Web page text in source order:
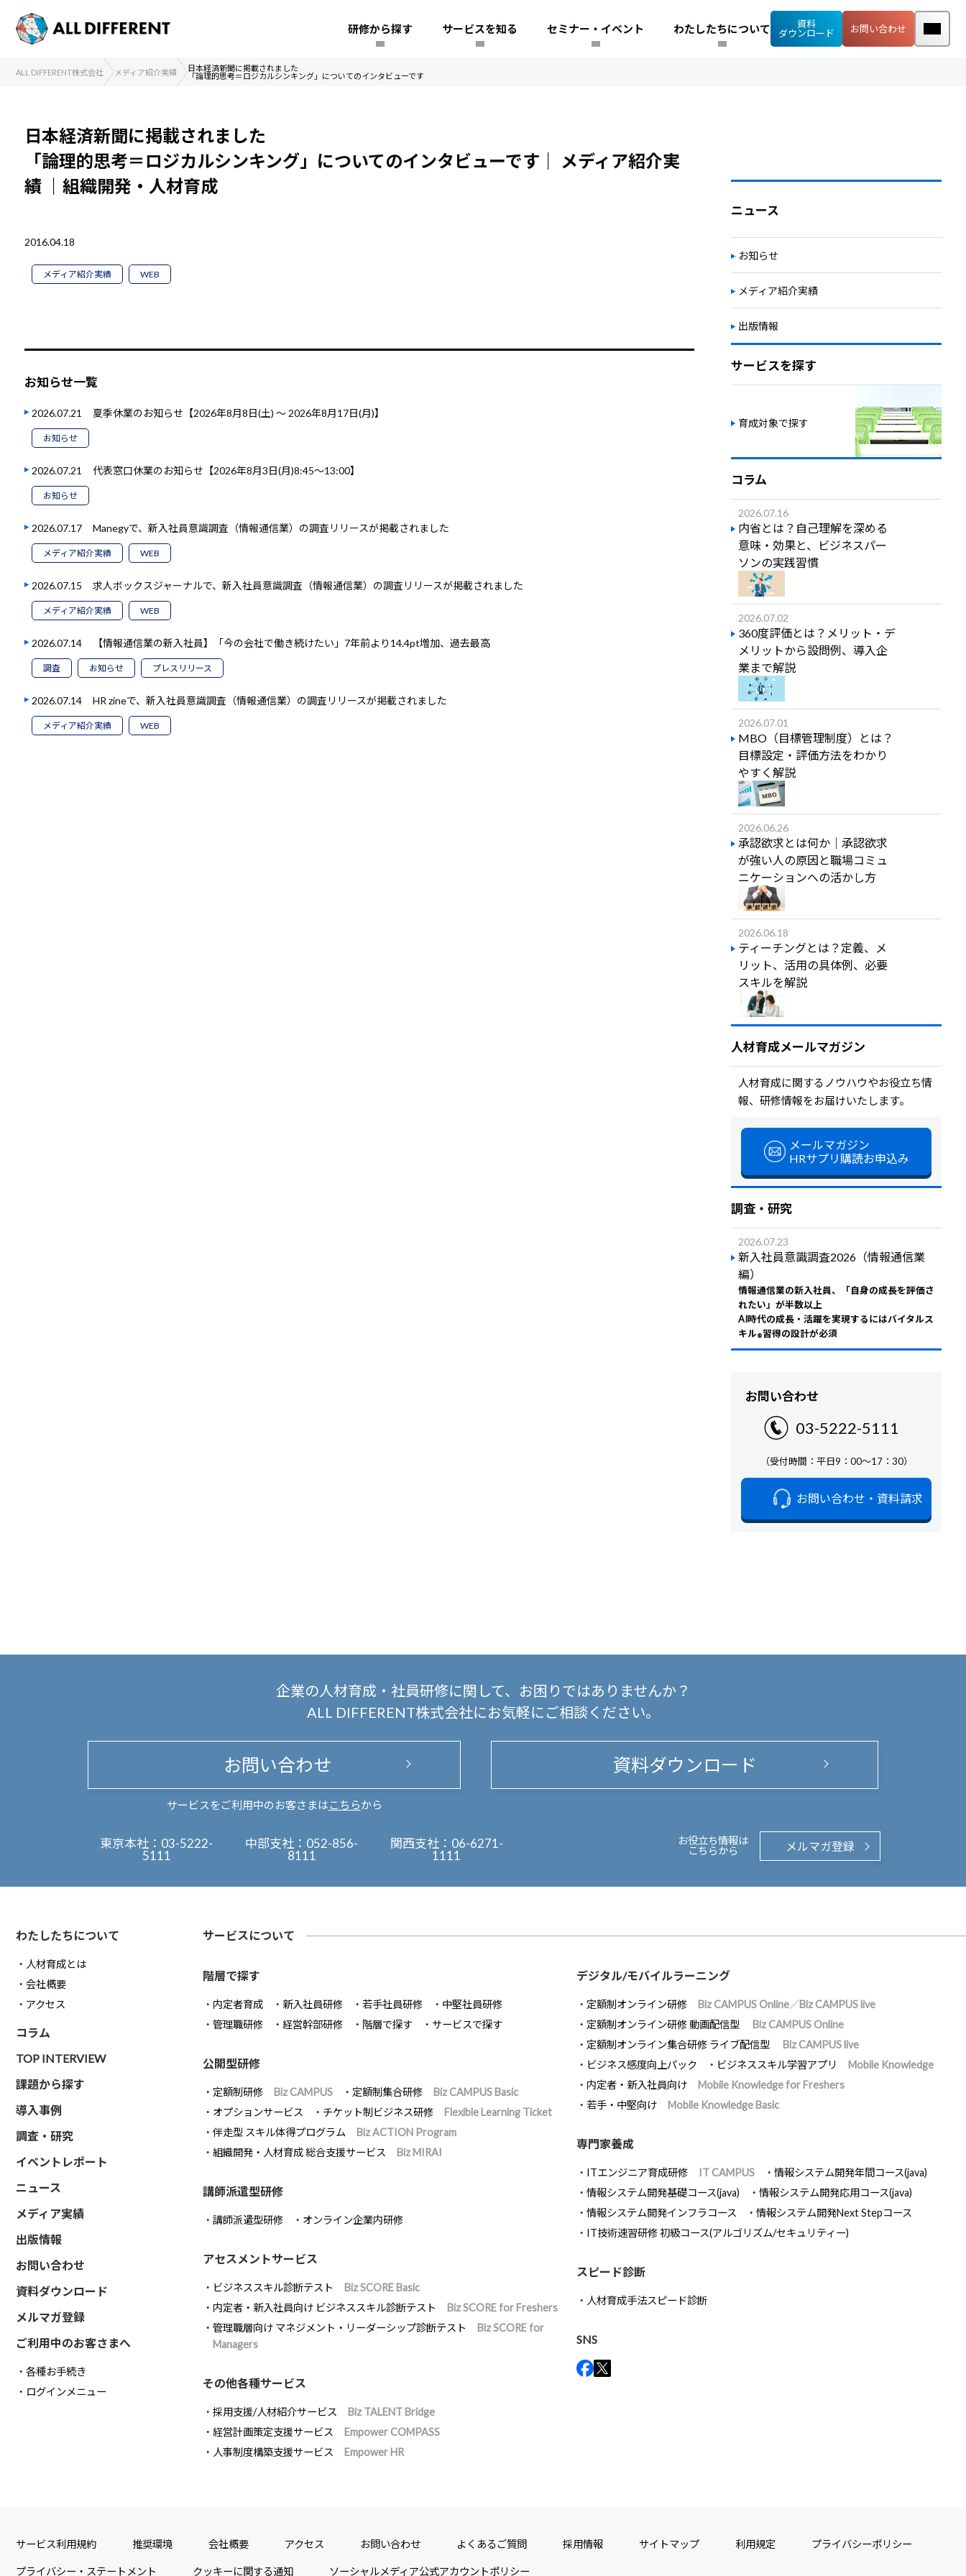
研修から探す サービスを知る セミナー・イベント わたしたちについて
資料
ダウンロード
お問い合わせ
ALL DIFFERENT株式会社 メディア紹介実績
日本経済新聞に掲載されました
「論理的思考＝ロジカルシンキング」についてのインタビューです
日本経済新聞に掲載されました
「論理的思考＝ロジカルシンキング」についてのインタビューです｜ メディア紹介実
績
｜組織開発・人材育成
2016.04.18
メディア紹介実績 WEB
お知らせ一覧
2026.07.21 夏季休業のお知らせ【2026年8月8日(土) ～ 2026年8月17日(月)】
お知らせ
2026.07.21 代表窓口休業のお知らせ【2026年8月3日(月)8:45～13:00】
お知らせ
2026.07.17 Manegyで、新入社員意識調査（情報通信業）の調査リリースが掲載されました
メディア紹介実績 WEB
2026.07.15 求人ボックスジャーナルで、新入社員意識調査（情報通信業）の調査リリースが掲載されました
メディア紹介実績 WEB
2026.07.14 【情報通信業の新入社員】「今の会社で働き続けたい」7年前より14.4pt増加、過去最高
調査 お知らせ プレスリリース
2026.07.14 HR zineで、新入社員意識調査（情報通信業）の調査リリースが掲載されました
メディア紹介実績 WEB
ニュース
お知らせ
メディア紹介実績
出版情報
サービスを探す
育成対象で探す
コラム
2026.07.16
内省とは？自己理解を深める
意味・効果と、ビジネスパー
ソンの実践習慣
2026.07.02
360度評価とは？メリット・デ
メリットから設問例、導入企
業まで解説
2026.07.01
MBO（目標管理制度）とは？
目標設定・評価方法をわかり
やすく解説
2026.06.26
承認欲求とは何か｜承認欲求
が強い人の原因と職場コミュ
ニケーションへの活かし方
2026.06.18
ティーチングとは？定義、メ
リット、活用の具体例、必要
スキルを解説
人材育成メールマガジン
人材育成に関するノウハウやお役立ち情
報、研修情報をお届けいたします。
メールマガジン
HRサプリ購読お申込み
調査・研究
2026.07.23
新入社員意識調査2026（情報通信業
編）
情報通信業の新入社員、「自身の成長を評価さ
れたい」が半数以上
AI時代の成長・活躍を実現するにはバイタルス
キル®習得の設計が必須
お問い合わせ
03-5222-5111
（受付時間：平日9：00～17：30）
お問い合わせ・資料請求
企業の人材育成・社員研修に関して、
お困りではありませんか？
ALL DIFFERENT株式会社にお気軽にご相談ください。
お問い合わせ
サービスをご利用中のお客さまは こちらから
資料ダウンロード
東京本社： 03-5222-
5111
中部支社： 052-856-
8111
関西支社： 06-6271-
1111
お役立ち情報は
こちらから
メルマガ登録
わたしたちについて
人材育成とは
会社概要
アクセス
コラム
TOP INTERVIEW
課題から探す
導入事例
調査・研究
イベントレポート
ニュース
メディア実績
出版情報
お問い合わせ
資料ダウンロード
メルマガ登録
ご利用中のお客さまへ
各種お手続き
ログインメニュー
サービスについて
階層で探す
内定者育成 新入社員研修 若手社員研修
中堅社員研修
管理職研修
経営幹部研修 階層で探す サービスで探す
公開型研修
定額制研修 Biz CAMPUS 定額制集合研修
Biz CAMPUS Basic
オプションサービス
チケット制ビジネス研修
Flexible Learning Ticket
伴走型 スキル体得プログラム
Biz ACTION Program
組織開発・人材育成 総合支援サービス
Biz MIRAI
講師派遣型研修
講師派遣型研修 オンライン企業内研修
アセスメントサービス
ビジネススキル診断テスト
Biz SCORE Basic
内定者・新入社員向け ビジネススキル診断テスト
Biz SCORE for Freshers
管理職層向け マネジメント・リーダーシップ診断テスト
Biz SCORE for
Managers
その他各種サービス
採用支援/人材紹介サービス
Biz TALENT Bridge
経営計画策定支援サービス
Empower COMPASS
人事制度構築支援サービス
Empower HR
デジタル/モバイルラーニング
定額制オンライン研修
Biz CAMPUS Online／Biz CAMPUS live
定額制オンライン研修 動画配信型
Biz CAMPUS Online
定額制オンライン集合研修 ライブ配信型
Biz CAMPUS live
ビジネス感度向上パック
ビジネススキル学習アプリ
Mobile Knowledge
内定者・新入社員向け
Mobile Knowledge for Freshers
若手・中堅向け
Mobile Knowledge Basic
専門家養成
ITエンジニア育成研修 IT CAMPUS
情報システム開発年間コース(java)
情報システム開発基礎コース(java)
情報システム開発応用コース(java)
情報システム開発インフラコース
情報システム開発Next Stepコース
IT技術速習研修 初級コース(アルゴリズム/セキュリティー)
スピード診断
人材育成手法スピード診断
SNS
サービス利用規約 推奨環境 会社概要 アクセス お問い合わせ よくあるご質問 採用情報 サイトマップ 利用規定 プライバシーポリシー
プライバシー・ステートメント クッキーに関する通知 ソーシャルメディア公式アカウントポリシー